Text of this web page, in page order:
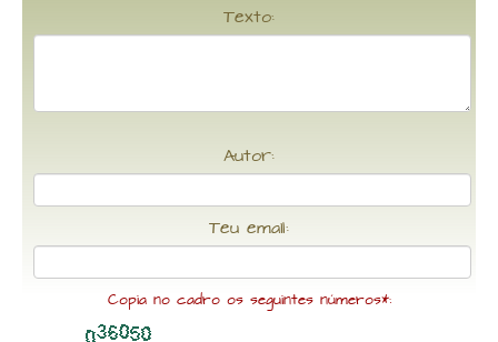
Texto:
Autor:
Teu email:
Copia no cadro os seguintes números*: